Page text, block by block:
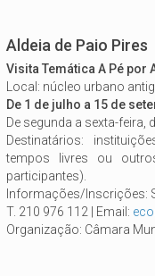
Aldeia de Paio Pires
Visita Temática A Pé por
Local: núcleo urbano
De 1 de julho a 15 de
De segunda a sexta-feira,
Destinatários:
tempos livres ou
participantes).
Informações/Inscrições:
T. 210 976 112 | Email:
Organização: Câmara